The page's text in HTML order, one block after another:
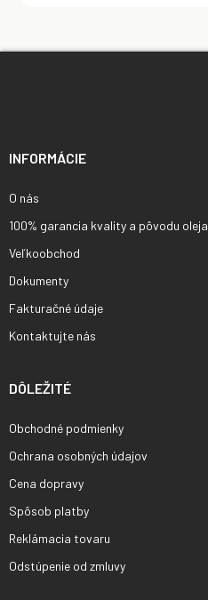
INFORMÁCIE
O nás
100% garancia kvality a pôvodu oleja
Veľkoobchod
Dokumenty
Fakturačné údaje
Kontaktujte nás
DÔLEŽITÉ
Obchodné podmienky
Ochrana osobných údajov
Cena dopravy
Spôsob platby
Reklámacia tovaru
Odstúpenie od zmluvy